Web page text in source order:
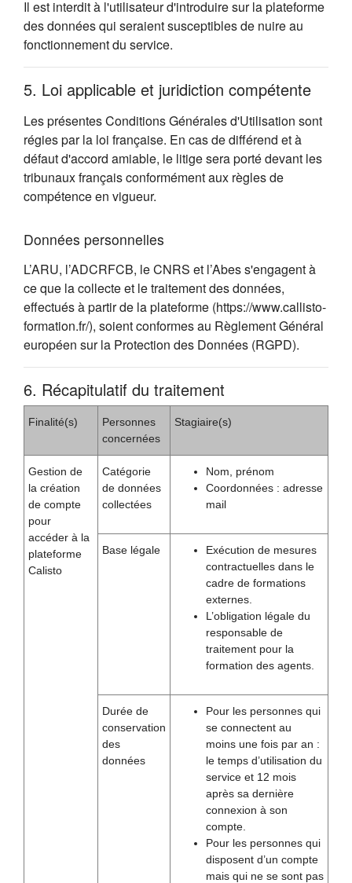
Il est interdit à l'utilisateur d'introduire sur la plateforme
des données qui seraient susceptibles de nuire au
fonctionnement du service.
5. Loi applicable et juridiction compétente
Les présentes Conditions Générales d'Utilisation sont
régies par la loi française. En cas de différend et à
défaut d'accord amiable, le litige sera porté devant les
tribunaux français conformément aux règles de
compétence en vigueur.
Données personnelles
L’ARU, l’ADCRFCB, le CNRS et l’Abes s'engagent à
ce que la collecte et le traitement des données,
effectués à partir de la plateforme (https://www.callisto-
formation.fr/), soient conformes au Règlement Général
européen sur la Protection des Données (RGPD).
6. Récapitulatif du traitement
Finalité(s)
Personnes
concernées
Stagiaire(s)
Gestion de
la création
de compte
pour
accéder à la
plateforme
Calisto
Catégorie
de données
collectées
Nom, prénom
Coordonnées : adresse
mail
Base légale
Exécution de mesures
contractuelles dans le
cadre de formations
externes.
L’obligation légale du
responsable de
traitement pour la
formation des agents.
Durée de
conservation
des
données
Pour les personnes qui
se connectent au
moins une fois par an :
le temps d’utilisation du
service et 12 mois
après sa dernière
connexion à son
compte.
Pour les personnes qui
disposent d’un compte
mais qui ne se sont pas